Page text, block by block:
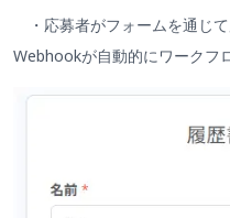
・応募者がフォームを通じ
Webhookが自動的にワークフ